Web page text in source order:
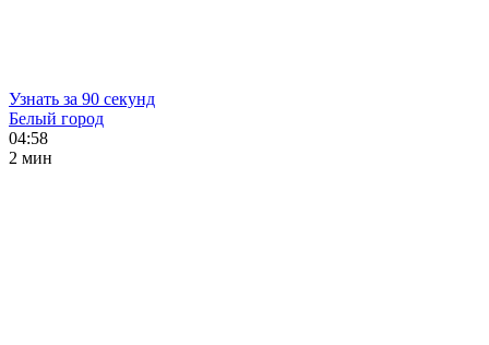
Узнать за 90 секунд
Белый город
04:58
2 мин